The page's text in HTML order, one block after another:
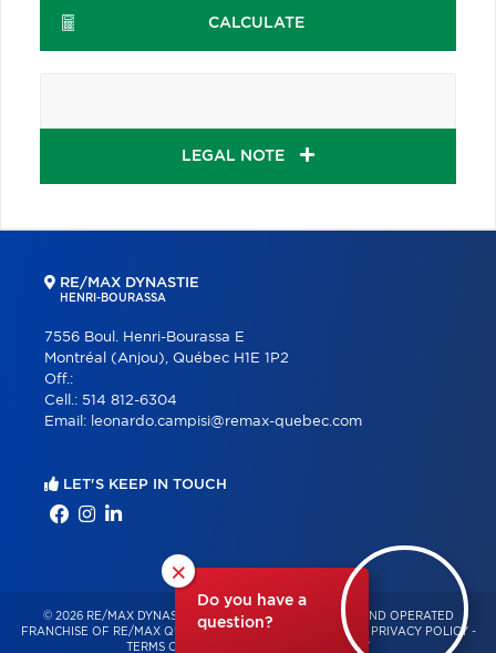
CALCULATE
LEGAL NOTE
×
Do you have a
question?
RE/MAX DYNASTIE
HENRI-BOURASSA
7556 Boul. Henri-Bourassa E
Montréal (Anjou), Québec H1E 1P2
Off.:
Cell.: 514 812-6304
Email: leonardo.campisi@remax-quebec.com
LET'S KEEP IN TOUCH
© 2026 RE/MAX DYNASTIE – INDEPENDENTLY OWNED AND OPERATED
FRANCHISE OF RE/MAX QUÉBEC – ALL RIGHTS RESERVED -
PRIVACY POLICY -
TERMS OF USE
CONSENT MANAGEMENT